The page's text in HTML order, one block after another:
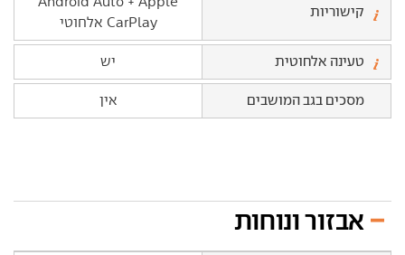
קישוריות
CarPlay אלחוטי
טעינה אלחוטית יש
מסכים בגב המושבים אין
אבזור ונוחות